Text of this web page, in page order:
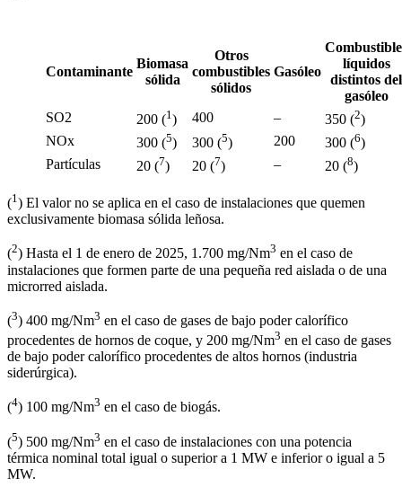
Contaminante
Biomasa
sólida
Otros
combustibles
sólidos
Gasóleo
líquidos
distintos del
gasóleo
SO2
200 (1) 400 – 350 (2)
NOx
300 (5) 300 (5) 200 300 (6)
Partículas
20 (7) 20 (7) – 20 (8)
(1) El valor no se aplica en el caso de instalaciones que quemen
exclusivamente biomasa sólida leñosa.
(2) Hasta el 1 de enero de 2025, 1.700 mg/Nm3 en el caso de
instalaciones que formen parte de una pequeña red aislada o de una
microrred aislada.
(3) 400 mg/Nm3 en el caso de gases de bajo poder calorífico
procedentes de hornos de coque, y 200 mg/Nm3 en el caso de gases
de bajo poder calorífico procedentes de altos hornos (industria
siderúrgica).
(4) 100 mg/Nm3 en el caso de biogás.
(5) 500 mg/Nm3 en el caso de instalaciones con una potencia
térmica nominal total igual o superior a 1 MW e inferior o igual a 5
MW.